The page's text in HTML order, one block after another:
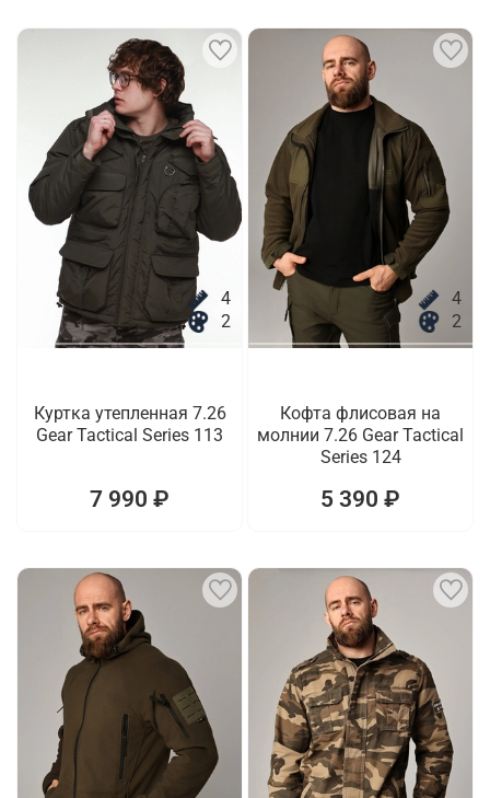
4
2
Куртка утепленная 7.26
Gear Tactical Series 113
7 990 ₽
4
2
Кофта флисовая на
молнии 7.26 Gear Tactical
Series 124
5 390 ₽